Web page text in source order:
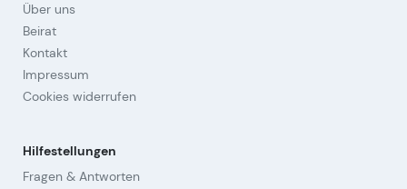
Über uns
Beirat
Kontakt
Impressum
Cookies widerrufen
Hilfestellungen
Fragen & Antworten